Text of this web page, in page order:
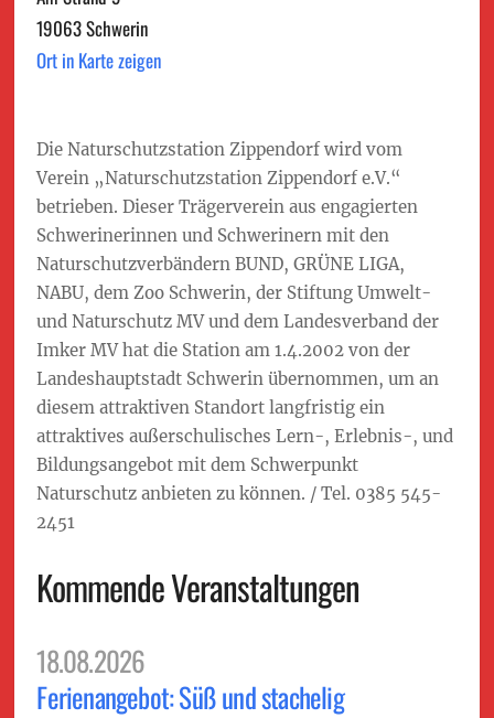
19063 Schwerin
Ort in Karte zeigen
Die Naturschutzstation Zippendorf wird vom
Verein „Naturschutzstation Zippendorf e.V.“
betrieben. Dieser Trägerverein aus engagierten
Schwerinerinnen und Schwerinern mit den
Naturschutzverbändern BUND, GRÜNE LIGA,
NABU, dem Zoo Schwerin, der Stiftung Umwelt-
und Naturschutz MV und dem Landesverband der
Imker MV hat die Station am 1.4.2002 von der
Landeshauptstadt Schwerin übernommen, um an
diesem attraktiven Standort langfristig ein
attraktives außerschulisches Lern-, Erlebnis-, und
Bildungsangebot mit dem Schwerpunkt
Naturschutz anbieten zu können. / Tel. 0385 545-
2451
Kommende Veranstaltungen
18.08.2026
Ferienangebot: Süß und stachelig